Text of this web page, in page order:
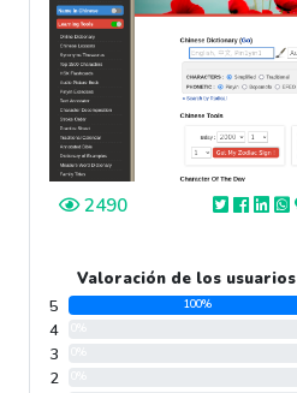
2490
Valoración de los usuarios
5
100%
4
3
2